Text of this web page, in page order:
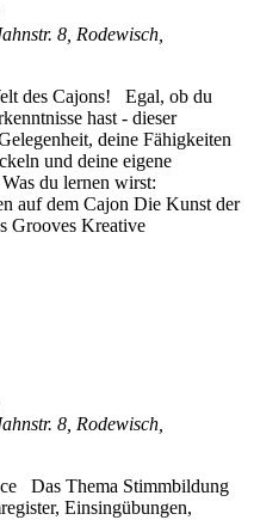
8, Rodewisch,
des Cajons! Egal, ob du
hast - dieser
deine Fähigkeiten
und deine eigene
du lernen wirst:
auf dem Cajon Die Kunst der
Grooves Kreative
8, Rodewisch,
Das Thema Stimmbildung
Einsingübungen,